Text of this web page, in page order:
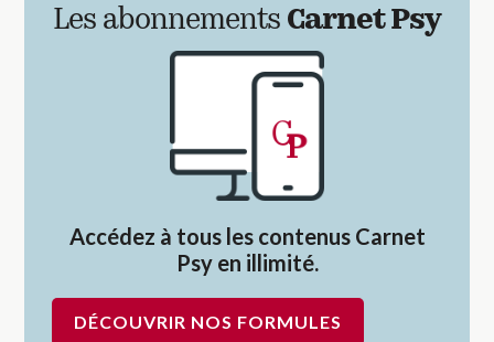
Les abonnements Carnet Psy
Accédez à tous les contenus Carnet
Psy en illimité.
DÉCOUVRIR NOS FORMULES